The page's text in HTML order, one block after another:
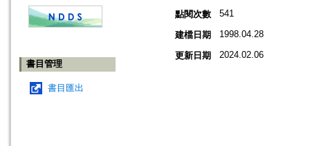
書目管理
書目匯出
點閱次數
541
建檔日期 1998.04.28
更新日期 2024.02.06